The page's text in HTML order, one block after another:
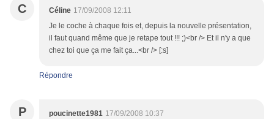
C Céline 17/09/2008 12:11
Je le coche à chaque fois et, depuis la nouvelle présentation,
il faut quand même que je retape tout !!! ;)<br /> Et il n'y a que
chez toi que ça me fait ça...<br /> [:s]
Répondre
P poucinette1981 17/09/2008 10:37